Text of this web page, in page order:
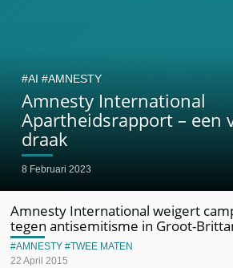
Amnesty International
Apartheidsrapport – een
draak
8 Februari 2023
AI AMNESTY
Amnesty International weigert
tegen antisemitisme in Groot-
22 April 2015
AMNESTY TWEE MATEN